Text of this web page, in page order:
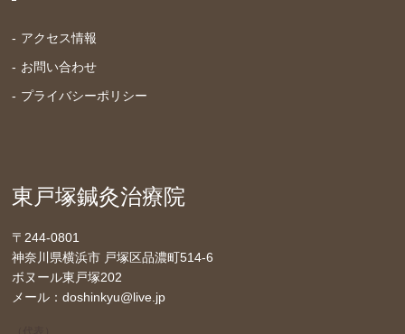
アクセス情報
お問い合わせ
プライバシーポリシー
東戸塚鍼灸治療院
〒244-0801
神奈川県横浜市 戸塚区品濃町514-6
ボヌール東戸塚202
メール：doshinkyu@live.jp